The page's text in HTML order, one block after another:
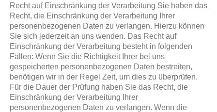
Recht auf Einschränkung der Verarbeitung Sie haben das
Recht, die Einschränkung der Verarbeitung Ihrer
personenbezogenen Daten zu verlangen. Hierzu können
Sie sich jederzeit an uns wenden. Das Recht auf
Einschränkung der Verarbeitung besteht in folgenden
Fällen: Wenn Sie die Richtigkeit Ihrer bei uns
gespeicherten personenbezogenen Daten bestreiten,
benötigen wir in der Regel Zeit, um dies zu überprüfen.
Für die Dauer der Prüfung haben Sie das Recht, die
Einschränkung der Verarbeitung Ihrer
personenbezogenen Daten zu verlangen. Wenn die